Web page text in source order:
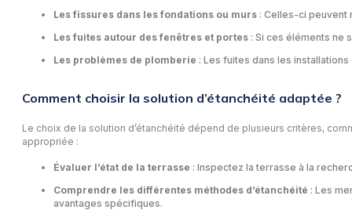
Les fissures dans les fondations ou murs : Celles-ci peuvent
Les fuites autour des fenêtres et portes : Si ces éléments ne
Les problèmes de plomberie : Les fuites dans les
Comment choisir la solution d’étanchéité adaptée ?
Le choix de la solution d’étanchéité dépend de plusieurs critères,
appropriée :
Évaluer l’état de la terrasse : Inspectez la terrasse à la
Comprendre les différentes méthodes d’étanchéité : Les
avantages spécifiques.